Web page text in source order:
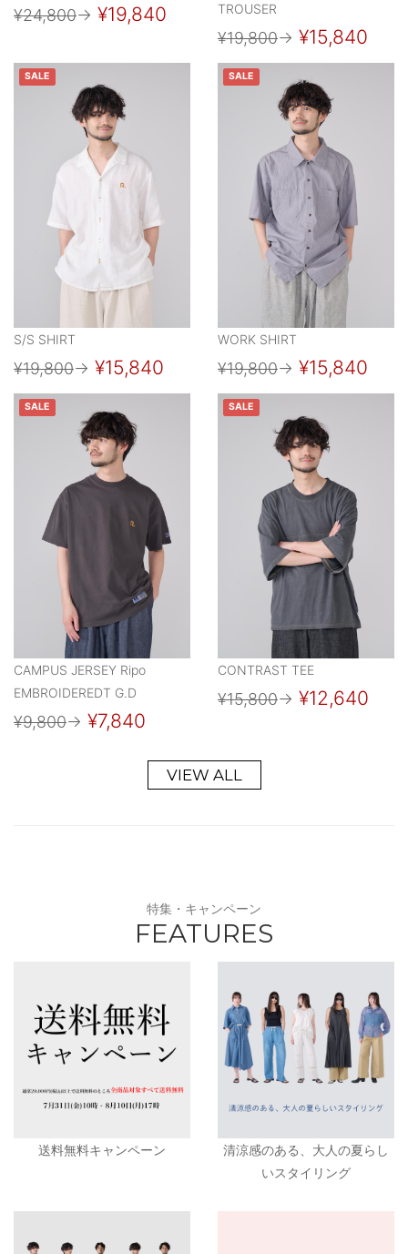
¥24,800→ ¥19,840
TROUSER
¥19,800→ ¥15,840
SALE
S/S SHIRT
¥19,800→ ¥15,840
SALE
WORK SHIRT
¥19,800→ ¥15,840
SALE
CAMPUS JERSEY Ripo
EMBROIDEREDT G.D
¥9,800→ ¥7,840
SALE
CONTRAST TEE
¥15,800→ ¥12,640
VIEW ALL
特集・キャンペーン
FEATURES
送料無料キャンペーン
清涼感のある、大人の夏らし
いスタイリング